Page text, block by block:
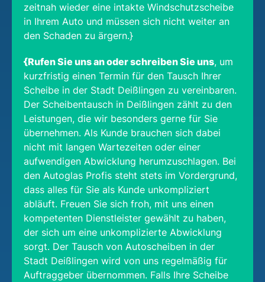
zeitnah wieder eine intakte Windschutzscheibe
in Ihrem Auto und müssen sich nicht weiter an
den Schaden zu ärgern.}
{Rufen Sie uns an oder schreiben Sie uns, um
kurzfristig einen Termin für den Tausch Ihrer
Scheibe in der Stadt Deißlingen zu vereinbaren.
Der Scheibentausch in Deißlingen zählt zu den
Leistungen, die wir besonders gerne für Sie
übernehmen. Als Kunde brauchen sich dabei
nicht mit langen Wartezeiten oder einer
aufwendigen Abwicklung herumzuschlagen. Bei
den Autoglas Profis steht stets im Vordergrund,
dass alles für Sie als Kunde unkompliziert
abläuft. Freuen Sie sich froh, mit uns einen
kompetenten Dienstleister gewählt zu haben,
der sich um eine unkomplizierte Abwicklung
sorgt. Der Tausch von Autoscheiben in der
Stadt Deißlingen wird von uns regelmäßig für
Auftraggeber übernommen. Falls Ihre Scheibe